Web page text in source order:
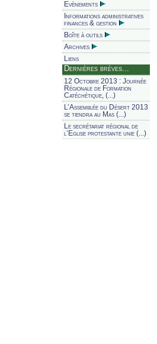
Evènements
Informations administratives
finances & gestion
Boîte à outils
Archives
Liens
Dernières brèves...
12 Octobre 2013 : Journée
Régionale de Formation
Catéchétique, (...)
L’Assemblée du Désert 2013
se tiendra au Mas (...)
Le secrétariat régional de
l’Eglise protestante unie (...)